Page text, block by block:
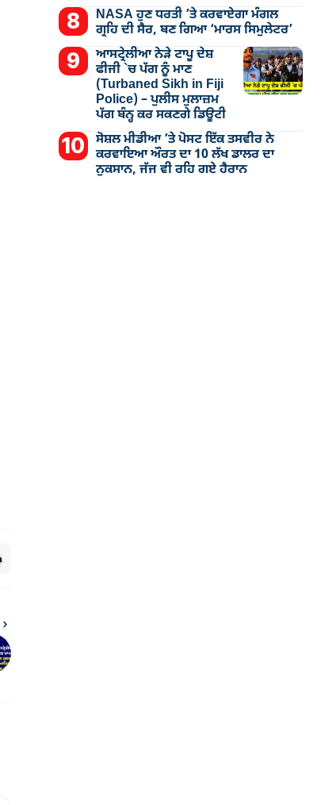
NASA ਹੁਣ ਧਰਤੀ ’ਤੇ ਕਰਵਾਏਗਾ ਮੰਗਲ
ਗ੍ਰਹਿ ਦੀ ਸੈਰ, ਬਣ ਗਿਆ ‘ਮਾਰਸ ਸਿਮੁਲੇਟਰ’
ਆਸਟ੍ਰੇਲੀਆ ਨੇੜੇ ਟਾਪੂ ਦੇਸ਼
ਫੀਜੀ `ਚ ਪੱਗ ਨੂੰ ਮਾਣ
(Turbaned Sikh in Fiji
Police) – ਪੁਲੀਸ ਮੁਲਾਜ਼ਮ
ਪੱਗ ਬੰਨ੍ਹ ਕਰ ਸਕਣਗੇ ਡਿਊਟੀ
ਸੋਸ਼ਲ ਮੀਡੀਆ ’ਤੇ ਪੋਸਟ ਇੱਕ ਤਸਵੀਰ ਨੇ
ਕਰਵਾਇਆ ਔਰਤ ਦਾ 10 ਲੱਖ ਡਾਲਰ ਦਾ
ਨੁਕਸਾਨ, ਜੱਜ ਵੀ ਰਹਿ ਗਏ ਹੈਰਾਨ